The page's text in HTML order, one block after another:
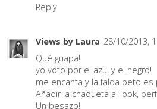
Reply
Views by Laura 28/10/2013,
Qué guapa!
yo voto por el azul y el negro!
me encanta y la falda peto es
Añadir la chaqueta al look,
Un besazo!